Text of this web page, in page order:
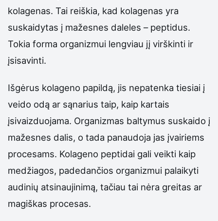
kolagenas. Tai reiškia, kad kolagenas yra
suskaidytas į mažesnes daleles – peptidus.
Tokia forma organizmui lengviau jį virškinti ir
įsisavinti.
Išgėrus kolageno papildą, jis nepatenka tiesiai į
veido odą ar sąnarius taip, kaip kartais
įsivaizduojama. Organizmas baltymus suskaido į
mažesnes dalis, o tada panaudoja jas įvairiems
procesams. Kolageno peptidai gali veikti kaip
medžiagos, padedančios organizmui palaikyti
audinių atsinaujinimą, tačiau tai nėra greitas ar
magiškas procesas.